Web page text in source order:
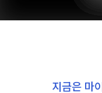
지금은 마